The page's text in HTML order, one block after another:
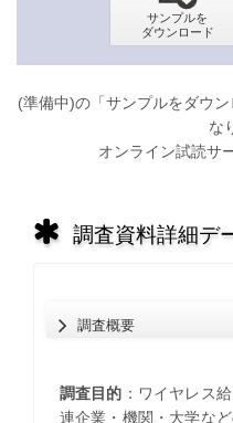
(準備中)の「サンプルをダウ
な
オンライン試読サ
調査資料詳細デ
調査概要
調査目的 ：ワイヤレス
連企業・機関・大学な